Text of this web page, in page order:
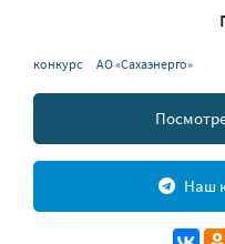
конкурс АО «Сахаэнерго»
Наш